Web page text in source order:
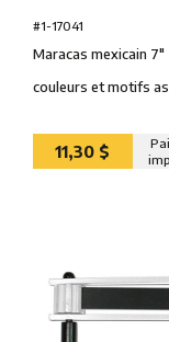
#1-17041
Maracas mexicain 7″
couleurs et motifs
11,30 $